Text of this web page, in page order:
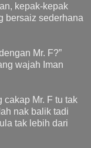
kepak-kepak
bersaiz sederhana
Mr. F?”
wajah Iman
cakap Mr. F tu tak
nak balik tadi
tak lebih dari